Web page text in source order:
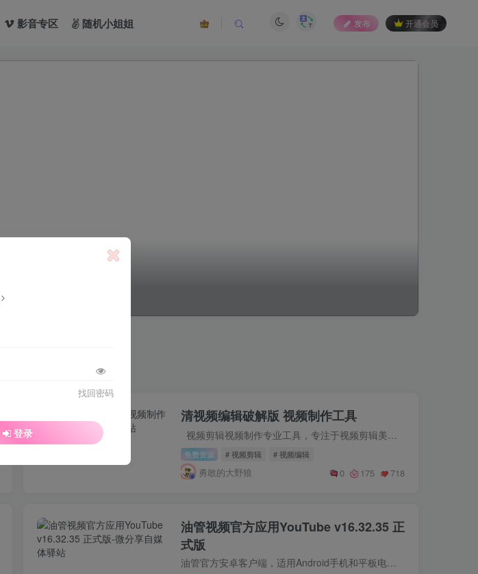
影音专区 随机小姐姐 发布 开通会员
清视频编辑破解版 视频制作工具
视频剪辑视频制作专业工具，专注于视频剪辑美化，小影片拍摄。动画贴纸、胶片滤镜、美拍、大片特效、视频美颜、视频制作、马赛克、视频配乐……支持高清视频剪辑导出，全面适配微信、微...
免费资源 # 视频剪辑 # 视频编辑
勇敢的大野狼 0 175 718
油管视频官方应用YouTube v16.32.35 正
式版
油管官方安卓客户端，适用Android手机和平板电脑的YouTube官方应用。 YouTube Premium（全新的家庭方案油管账户高级特权） ● 观看油管视频无广告干扰，且可以无限制下载视频保存 ● 使用其他应...
找回密码
登录